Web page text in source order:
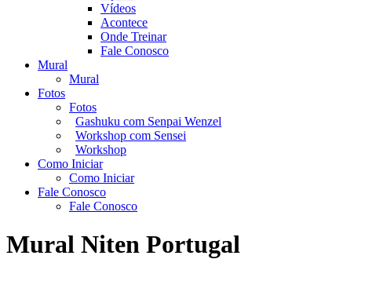
Vídeos
Acontece
Onde Treinar
Fale Conosco
Mural
Mural
Fotos
Fotos
Gashuku com Senpai Wenzel
Workshop com Sensei
Workshop
Como Iniciar
Como Iniciar
Fale Conosco
Fale Conosco
Mural Niten Portugal